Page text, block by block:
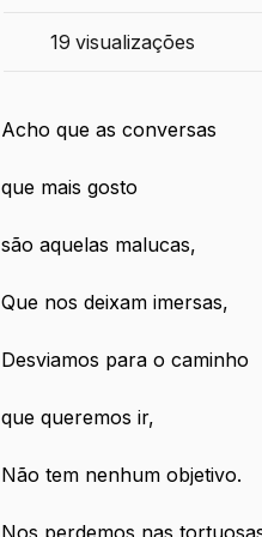
19 visualizações
Acho que as conversas
que mais gosto
são aquelas malucas,
Que nos deixam imersas,
Desviamos para o caminho
que queremos ir,
Não tem nenhum objetivo.